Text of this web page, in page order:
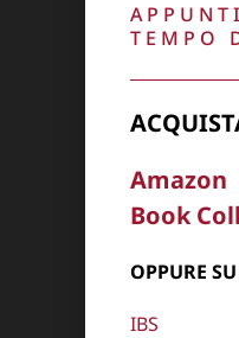
TEMPO
Amazon
Book
OPPURE SU
IBS